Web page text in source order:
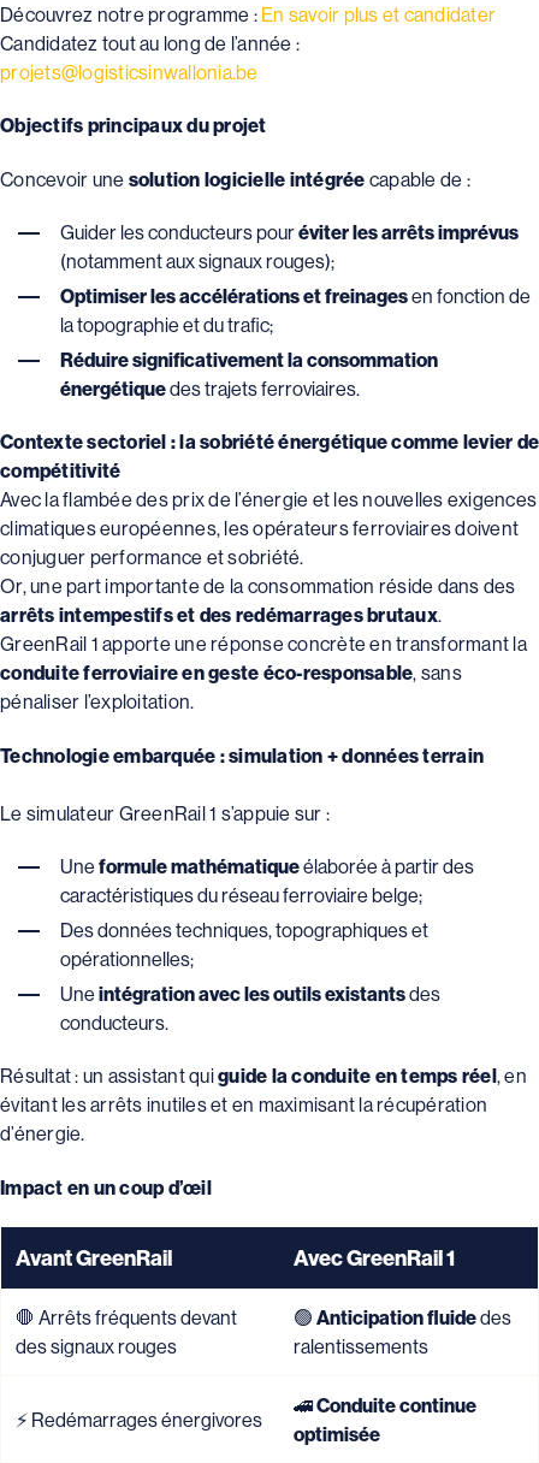
Découvrez notre programme : En savoir plus et candidater
Candidatez tout au long de l’année :
projets@logisticsinwallonia.be
Objectifs principaux du projet
Concevoir une solution logicielle intégrée capable de :
Guider les conducteurs pouréviter les arrêts imprévus
(notamment aux signaux rouges);
Optimiser les accélérations et freinagesen fonction de
la topographie et du trafic;
Réduire significativement la consommation
énergétiquedes trajets ferroviaires.
Contexte sectoriel : la sobriété énergétique comme levier de
compétitivité
Avec la flambée des prix de l’énergie et les nouvelles exigences
climatiques européennes, les opérateurs ferroviaires doivent
conjuguer performance et sobriété.
Or, une part importante de la consommation réside dans des
arrêts intempestifs et des redémarrages brutaux.
GreenRail 1 apporte une réponse concrète en transformant la
conduite ferroviaire en geste éco-responsable, sans
pénaliser l’exploitation.
Technologie embarquée : simulation + données terrain
Le simulateur GreenRail 1 s’appuie sur :
Uneformule mathématiqueélaborée à partir des
caractéristiques du réseau ferroviaire belge;
Des données techniques, topographiques et
opérationnelles;
Uneintégration avec les outils existantsdes
conducteurs.
Résultat : un assistant quiguide la conduite en temps réel, en
évitant les arrêts inutiles et en maximisant la récupération
d’énergie.
Impact en un coup d’œil
Avant GreenRail Avec GreenRail 1
🛑 Arrêts fréquents devant
des signaux rouges
🟢 Anticipation fluidedes
ralentissements
⚡ Redémarrages énergivores
🚄Conduite continue
optimisée